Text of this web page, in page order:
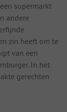
supermarkt
andere
zin heeft om te
van een
In het
gerechten